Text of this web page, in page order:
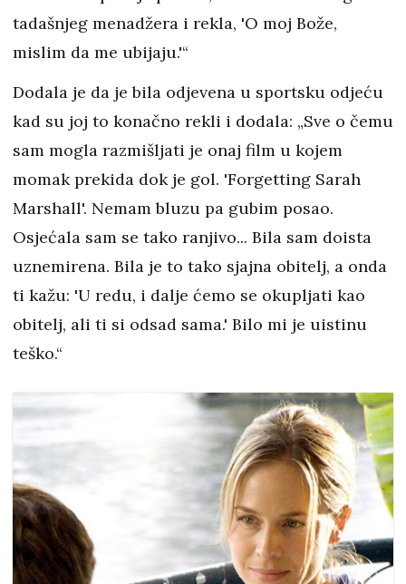
tadašnjeg menadžera i rekla, 'O moj Bože,
mislim da me ubijaju.'“
Dodala je da je bila odjevena u sportsku odjeću
kad su joj to konačno rekli i dodala: „Sve o čemu
sam mogla razmišljati je onaj film u kojem
momak prekida dok je gol. 'Forgetting Sarah
Marshall'. Nemam bluzu pa gubim posao.
Osjećala sam se tako ranjivo... Bila sam doista
uznemirena. Bila je to tako sjajna obitelj, a onda
ti kažu: 'U redu, i dalje ćemo se okupljati kao
obitelj, ali ti si odsad sama.' Bilo mi je uistinu
teško.“